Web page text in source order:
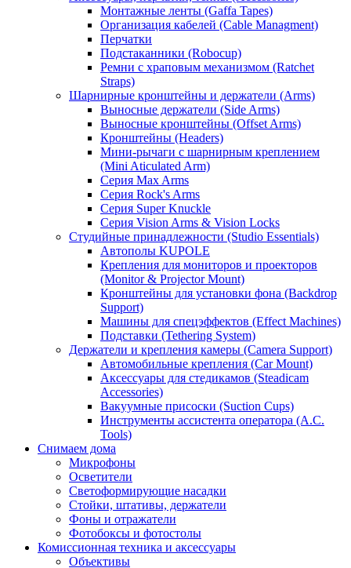
Монтажные ленты (Gaffa Tapes)
Организация кабелей (Cable Managment)
Перчатки
Подстаканники (Robocup)
Ремни с храповым механизмом (Ratchet
Straps)
Шарнирные кронштейны и держатели (Arms)
Выносные держатели (Side Arms)
Выносные кронштейны (Offset Arms)
Кронштейны (Headers)
Мини-рычаги с шарнирным креплением
(Mini Aticulated Arm)
Серия Max Arms
Серия Rock's Arms
Серия Super Knuckle
Серия Vision Arms & Vision Locks
Студийные принадлежности (Studio Essentials)
Автополы KUPOLE
Крепления для мониторов и проекторов
(Monitor & Projector Mount)
Кронштейны для установки фона (Backdrop
Support)
Машины для спецэффектов (Effect Machines)
Подставки (Tethering System)
Держатели и крепления камеры (Camera Support)
Автомобильные крепления (Car Mount)
Аксессуары для стедикамов (Steadicam
Accessories)
Вакуумные присоски (Suction Cups)
Инструменты ассистента оператора (A.C.
Tools)
Снимаем дома
Микрофоны
Осветители
Светоформирующие насадки
Стойки, штативы, держатели
Фоны и отражатели
Фотобоксы и фотостолы
Комиссионная техника и аксессуары
Объективы